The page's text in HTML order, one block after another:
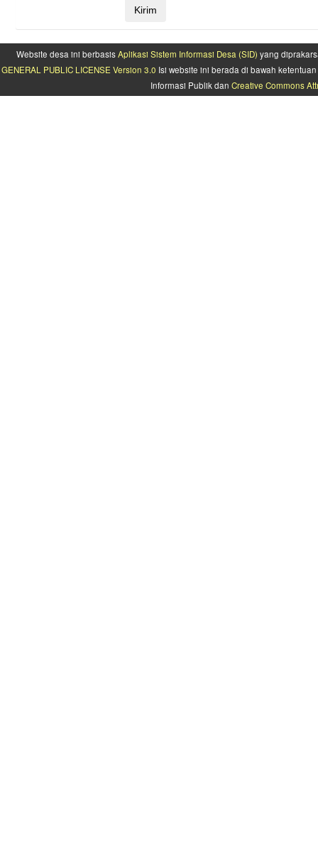
Website desa ini berbasisAplikasi Sistem Informasi Desa (SID) yang
GENERAL PUBLIC LICENSE Version 3.0 Isi website ini berada di bawah
Informasi Publik dan Creative Commons